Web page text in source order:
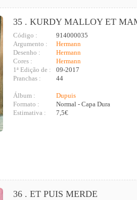
35 . KURDY MALLOY ET
Código :
914000035
Argumento :
Hermann
Desenho :
Hermann
Cores :
Hermann
1ª Edição de :
09-2017
Pranchas :
44
Álbum :
Dupuis
Formato :
Normal - Capa Dura
Estimativa :
7,5€
36 . ET PUIS MERDE